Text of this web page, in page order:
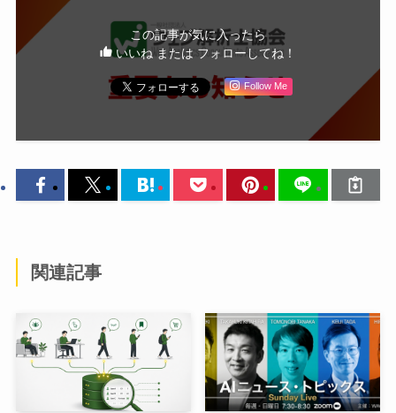
この記事が気に入ったら
いいね または フォローしてね！
Follow Me
関連記事